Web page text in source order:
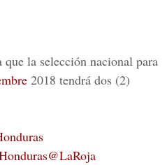
que la selección nacional para
2018 tendrá dos (2)
@LaRoja